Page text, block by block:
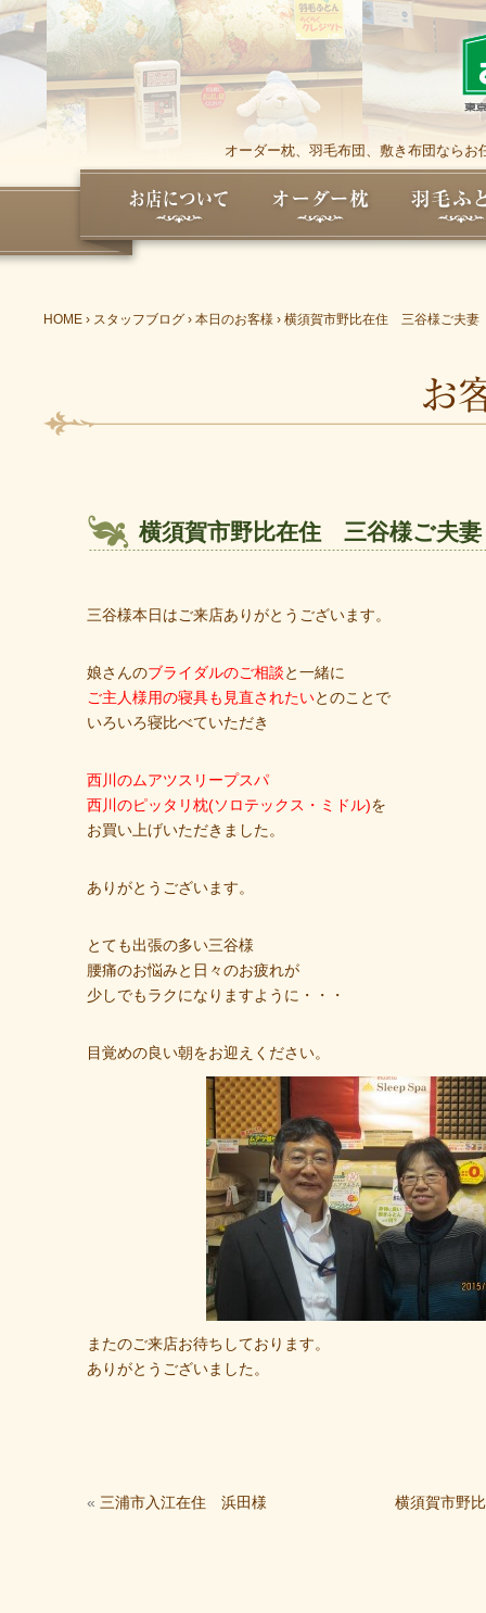
オーダー枕、羽毛布団、敷き布団なら
HOME › スタッフブログ › 本日のお客様 › 横須賀市野比在住 三谷様ご夫妻
横須賀市野比在住 三谷様ご夫妻
三谷様本日はご来店ありがとうございます。
娘さんのブライダルのご相談と一緒に
ご主人様用の寝具も見直されたいとのことで
いろいろ寝比べていただき
西川のムアツスリープスパ
西川のピッタリ枕(ソロテックス・ミドル)を
お買い上げいただきました。
ありがとうございます。
とても出張の多い三谷様
腰痛のお悩みと日々のお疲れが
少しでもラクになりますように・・・
目覚めの良い朝をお迎えください。
またのご来店お待ちしております。
ありがとうございました。
« 三浦市入江在住 浜田様 横須賀市野